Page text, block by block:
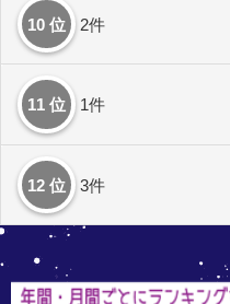
10 位 2件
11 位 1件
12 位 3件